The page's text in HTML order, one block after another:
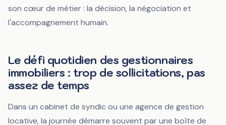
son cœur de métier : la décision, la négociation et
l'accompagnement humain.
Le défi quotidien des gestionnaires
immobiliers : trop de sollicitations, pas
assez de temps
Dans un cabinet de syndic ou une agence de gestion
locative, la journée démarre souvent par une boîte de